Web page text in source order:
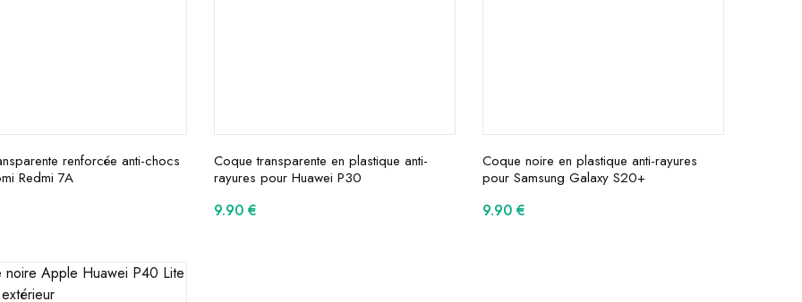
renforcée anti-chocs
Redmi 7A
Coque transparente en plastique anti-
rayures pour Huawei P30
9.90 €
Coque noire en plastique anti-rayures
pour Samsung Galaxy S20+
9.90 €